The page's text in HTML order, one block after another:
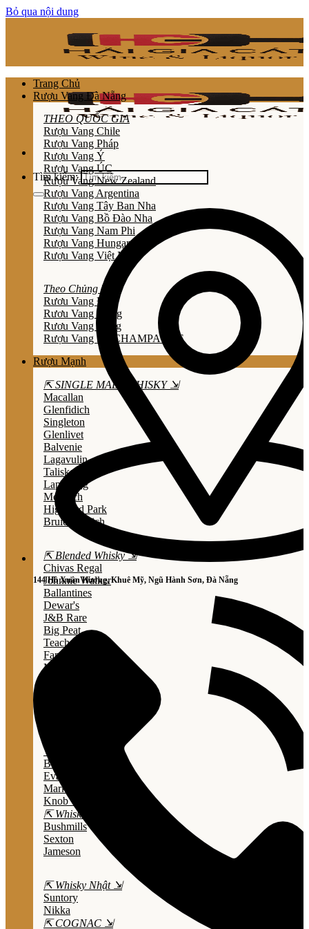
Bỏ qua nội dung
Tìm kiếm:
144 Hồ Xuân Hương, Khuê Mỹ, Ngũ Hành Sơn, Đà Nẵng
Trang Chủ
Rượu Vang Đà Nẵng
THEO QUỐC GIA
Rượu Vang Chile
Rượu Vang Pháp
Rượu Vang Ý
Rượu Vang ÚC
Rượu Vang New Zealand
Rượu Vang Argentina
Rượu Vang Tây Ban Nha
Rượu Vang Bồ Đào Nha
Rượu Vang Nam Phi
Rượu Vang Hungary
Rượu Vang Việt Nam
Theo Chủng Loại
Rươu Vang Đỏ
Rươu Vang Trắng
Rươu Vang Hồng
Rượu Vang Nổ/CHAMPAGNE
Rượu Mạnh
⇱ SINGLE MALT WHISKY ⇲
Macallan
Glenfidich
Singleton
Glenlivet
Balvenie
Lagavulin
Talisker
Laphroaig
Mortlach
Highland Park
Bruichladdich
⇱ Blended Whisky ⇲
Chivas Regal
Johnnie Walker
Ballantines
Dewar's
J&B Rare
Big Peat
Teacher's
Famous Grouse
Monkey Shouder
Wild Turkey
Bulleit Bourbon
Evan Williams
Marker's Mark
Knob Creek
⇱ Whiskey Ailen ⇲
Bushmills
Sexton
Jameson
⇱ Whisky Nhật ⇲
Suntory
Nikka
⇱ COGNAC ⇲